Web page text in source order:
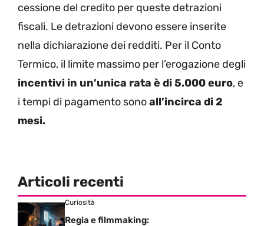
cessione del credito per queste detrazioni
fiscali. Le detrazioni devono essere inserite
nella dichiarazione dei redditi. Per il Conto
Termico, il limite massimo per l’erogazione degli
incentivi in un’unica rata è di 5.000 euro, e
i tempi di pagamento sonoall’incirca di 2
mesi.
Articoli recenti
Curiosità
Regia e filmmaking: